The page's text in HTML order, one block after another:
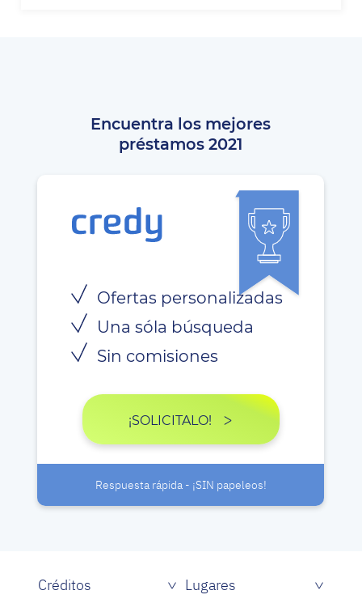
Encuentra los mejores
préstamos 2021
Ofertas personalizadas
Una sóla búsqueda
Sin comisiones
¡SOLICITALO!
Respuesta rápida - ¡SIN papeleos!
Créditos
Lugares